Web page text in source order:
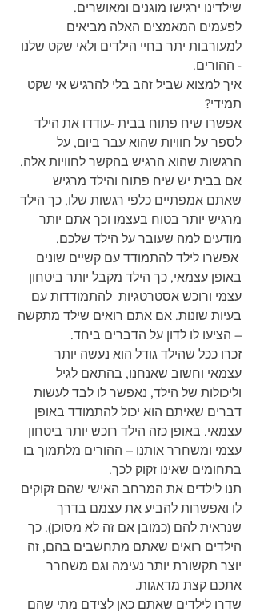
שילדינו ירגישו מוגנים ומאושרים.
לפעמים המאמצים האלה מביאים
למעורבות יתר בחיי הילדים ולאי שקט שלנו
- ההורים.
איך למצוא שביל זהב בלי להרגיש אי שקט
תמידי?
אפשרו שיח פתוח בבית -עודדו את הילד
לספר על חוויות שהוא עבר ביום, על
הרגשות שהוא הרגיש בהקשר לחוויות אלה.
אם בבית יש שיח פתוח והילד מרגיש
שאתם אמפתיים כלפי רגשות שלו, כך הילד
מרגיש יותר בטוח בעצמו וכך אתם יותר
מודעים למה שעובר על הילד שלכם.
אפשרו לילד להתמודד עם קשיים שונים
באופן עצמאי, כך הילד מקבל יותר ביטחון
עצמי ורוכש אסטרטגיות  להתמודדות עם
בעיות שונות. אם אתם רואים שילד מתקשה
– הציעו לו לדון על הדברים ביחד.
זכרו ככל שהילד גודל הוא נעשה יותר
עצמאי וחשוב שאנחנו, בהתאם לגיל
וליכולות של הילד, נאפשר לו לבד לעשות
דברים שאיתם הוא יכול להתמודד באופן
עצמאי. באופן כזה הילד רוכש יותר ביטחון
עצמי ומשחרר אותנו – ההורים מלתמוך בו
בתחומים שאינו זקוק לכך.
תנו לילדים את המרחב האישי שהם זקוקים
לו ואפשרות להביע את עצמם בדרך
שנראית להם (כמובן אם זה לא מסוכן). כך
הילדים רואים שאתם מתחשבים בהם, זה
יוצר תקשורת יותר נעימה וגם משחרר
אתכם קצת מדאגות.
שדרו לילדים שאתם כאן לצידם מתי שהם